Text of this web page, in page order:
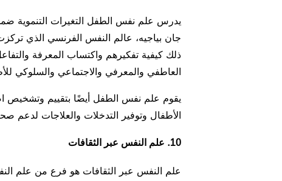
يدرس علم نفس الطفل التغيرات التنموية
جان بياجيه، عالم النفس الفرنسي الذي
ذلك كيفية تفكيرهم واكتساب المعرفة
العاطفي والمعرفي والاجتماعي والسلوكي
يقوم علم نفس الطفل أيضًا بتقييم وتشخيص
الأطفال وتوفير التدخلات والعلاجات لدعم
10. علم النفس عبر الثقافات
علم النفس عبر الثقافات هو فرع من علم